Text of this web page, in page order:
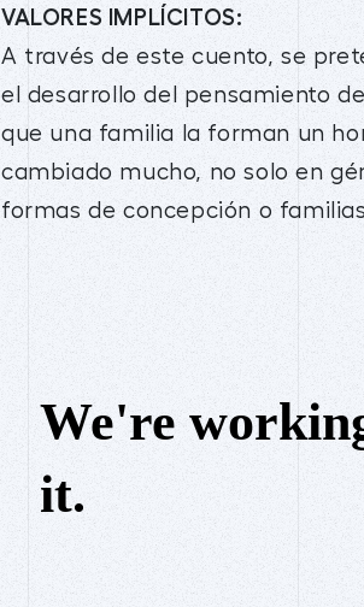
VALORES IMPLÍCITOS:
A través de este cuento, se
el desarrollo del pensamiento
que una familia la forman un
cambiado mucho, no solo en
formas de concepción o